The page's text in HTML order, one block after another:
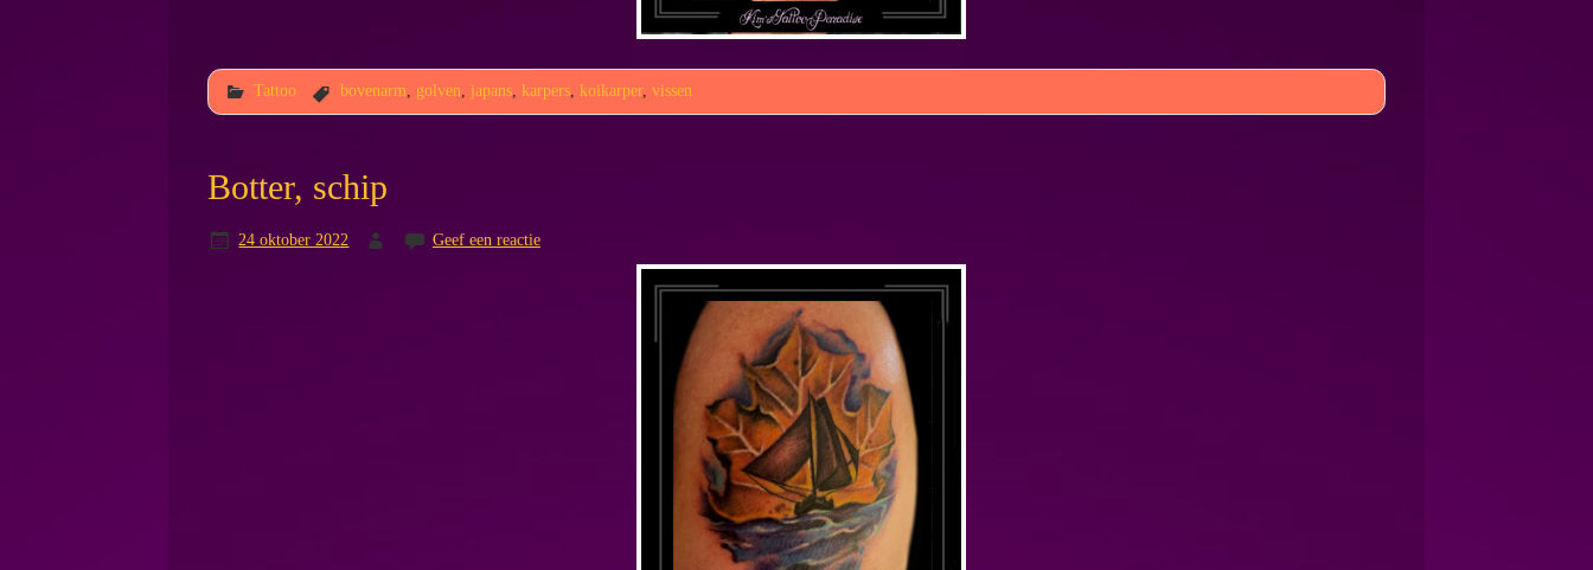
Tattoo bovenarm golven japans karpers koikarper,vissen
Botter, schip
24 oktober 2022 Geef een reactie